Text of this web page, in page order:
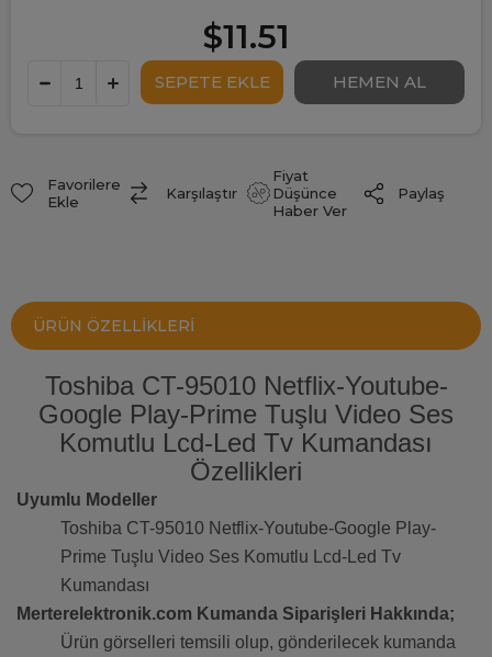
$11.51
Favorilere
Ekle
Karşılaştır
Fiyat
Düşünce
Haber Ver
Paylaş
ÜRÜN ÖZELLIKLERI
Toshiba CT-95010 Netflix-Youtube-
Google Play-Prime Tuşlu Video Ses
Komutlu Lcd-Led Tv Kumandası
Özellikleri
Uyumlu Modeller
Toshiba CT-95010 Netflix-Youtube-Google Play-
Prime Tuşlu Video Ses Komutlu Lcd-Led Tv
Kumandası
Merterelektronik.com Kumanda Siparişleri Hakkında;
Ürün görselleri temsili olup, gönderilecek kumanda